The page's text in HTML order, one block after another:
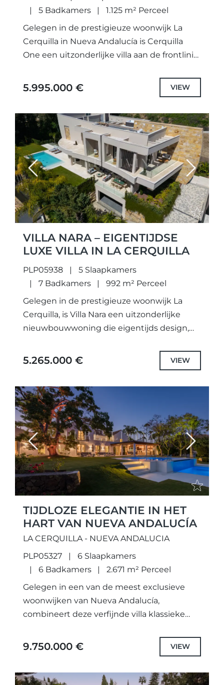
5 Badkamers
1.125 m² Perceel
Gelegen in de prestigieuze woonwijk La
Cerquilla in Nueva Andalucía is Cerquilla
One een uitzonderlijke villa aan de frontlinie
architectuur, verfijnde afwerking en
5.995.000 € VIEW
Previous Next
VILLA NARA – EIGENTIJDSE
LUXE VILLA IN LA CERQUILLA
PLP05938
5 Slaapkamers
7 Badkamers
992 m² Perceel
Gelegen in de prestigieuze woonwijk La
Cerquilla, is Villa Nara een uitzonderlijke
nieuwbouwwoning die eigentijds design,
van de meest gewilde gebieden van
5.265.000 € VIEW
Previous Next
TIJDLOZE ELEGANT IE IN HET
HART VAN NUEVA ANDALUCÍA
LA CERQUILLA - NUEVA ANDALUCIA
PLP05327
6 Slaapkamers
6 Badkamers
2.671 m² Perceel
Gelegen in een van de meest exclusieve
woonwijken van Nueva Andalucía,
combineert deze verfijnde villa klassieke
interieurdesign en een indeling die
optimaal inspeelt op het uitzonderlijke
9.750.000 € VIEW